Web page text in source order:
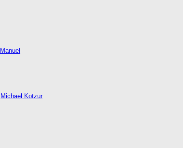
Manuel
Michael Kotzur